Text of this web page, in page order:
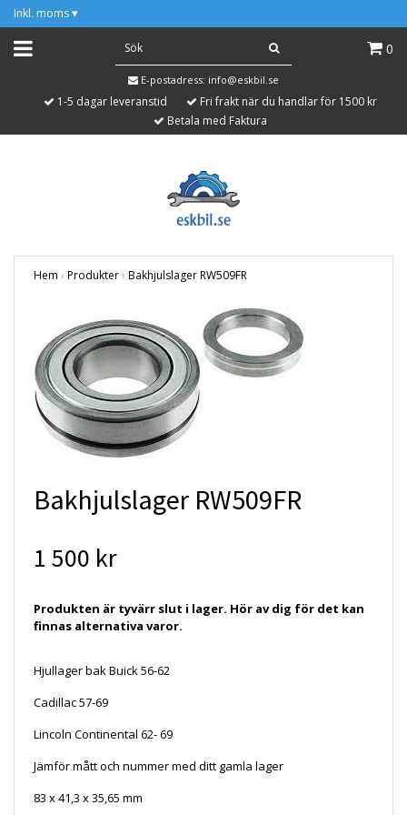
Inkl. moms ▾
0
E-postadress: info@eskbil.se
1-5 dagar leveranstid
Fri frakt när du handlar för 1500 kr
Betala med Faktura
Hem › Produkter› Bakhjulslager RW509FR
Bakhjulslager RW509FR
1 500 kr
Produkten är tyvärr slut i lager. Hör av dig för det kan
finnas alternativa varor.
Hjullager bak Buick 56-62
Cadillac 57-69
Lincoln Continental 62- 69
Jämför mått och nummer med ditt gamla lager
83 x 41,3 x 35,65 mm